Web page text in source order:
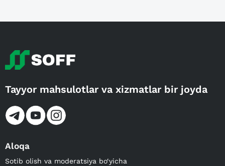
Tayyor mahsulotlar va xizmatlar bir joyda
Aloqa
Sotib olish va moderatsiya bo‘yicha